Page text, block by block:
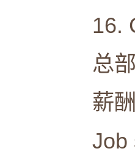
16.
总部:
薪酬
Job